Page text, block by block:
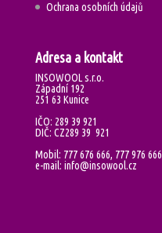
Ochrana osobních údajů
Adresa a kontakt
INSOWOOL s.r.o.
Západní 192
251 63 Kunice
IČO: 289 39 921
DIČ: CZ289 39 921
Mobil: 777 676 666, 777 976 666
e-mail: info@insowool.cz